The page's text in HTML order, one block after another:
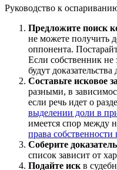
Руководство к
Предложите поиск
не можете получить
оппонента.
Если собственник не
будут
Составьте исковое
разными, в
если речь идет о
выделении доли в
имеется спор между
права
Соберите
список зависит от
Подайте иск в